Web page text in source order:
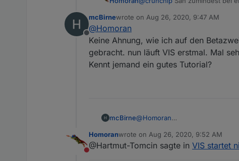
Offline
mcBirnewrote on Aug 26, 2020, 9:47 AM
last edited by
@Homoran
Keine Ahnung, wie ich auf den
gebracht. nun läuft VIS erstmal. Mal
Kennt jemand ein gutes Tutorial?
mcBirne@Homoran
gebracht. nun läuft VIS erstmal.
Kennt jemand ein gutes Tutorial?
Do not disturb
Homoranwrote on Aug 26, 2020, 9:52 AM
last edited by
@Hartmut-Tomcin sagte in VIS startet